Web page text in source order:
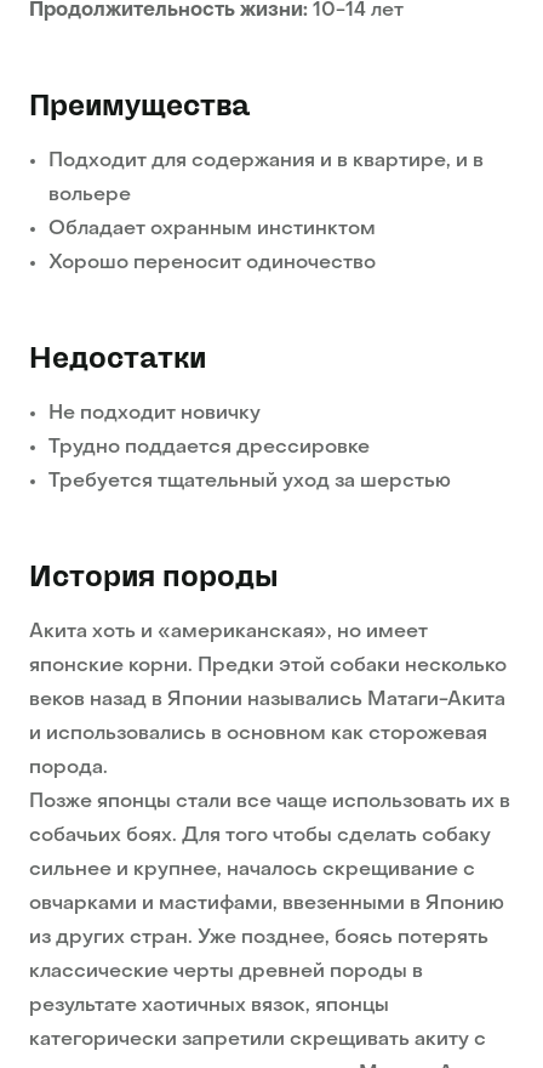
Продолжительность жизни: 10-14 лет
Преимущества
Подходит для содержания и в квартире, и в
вольере
Обладает охранным инстинктом
Хорошо переносит одиночество
Недостатки
Не подходит новичку
Трудно поддается дрессировке
Требуется тщательный уход за шерстью
История породы
Акита хоть и «американская», но имеет
японские корни. Предки этой собаки несколько
веков назад в Японии назывались Матаги-Акита
и использовались в основном как сторожевая
порода.
Позже японцы стали все чаще использовать их в
собачьих боях. Для того чтобы сделать собаку
сильнее и крупнее, началось скрещивание с
овчарками и мастифами, ввезенными в Японию
из других стран. Уже позднее, боясь потерять
классические черты древней породы в
результате хаотичных вязок, японцы
категорически запретили скрещивать акиту с